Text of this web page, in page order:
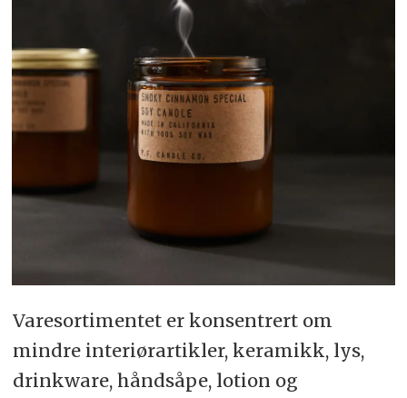
Varesortimentet er konsentrert om
mindre interiørartikler, keramikk, lys,
drinkware, håndsåpe, lotion og